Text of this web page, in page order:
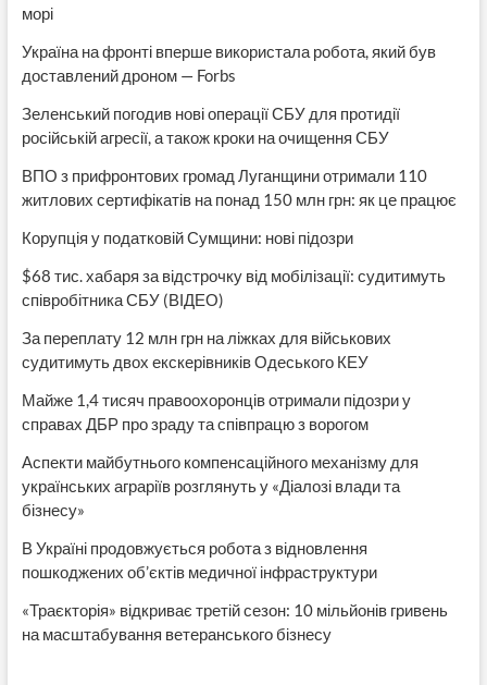
морі
Україна на фронті вперше використала робота, який був
доставлений дроном — Forbs
Зеленський погодив нові операції СБУ для протидії
російській агресії, а також кроки на очищення СБУ
ВПО з прифронтових громад Луганщини отримали 110
житлових сертифікатів на понад 150 млн грн: як це працює
Корупція у податковій Сумщини: нові підозри
$68 тис. хабаря за відстрочку від мобілізації: судитимуть
співробітника СБУ (ВІДЕО)
За переплату 12 млн грн на ліжках для військових
судитимуть двох екскерівників Одеського КЕУ
Майже 1,4 тисяч правоохоронців отримали підозри у
справах ДБР про зраду та співпрацю з ворогом
Аспекти майбутнього компенсаційного механізму для
українських аграріїв розглянуть у «Діалозі влади та
бізнесу»
В Україні продовжується робота з відновлення
пошкоджених об’єктів медичної інфраструктури
«Траєкторія» відкриває третій сезон: 10 мільйонів гривень
на масштабування ветеранського бізнесу